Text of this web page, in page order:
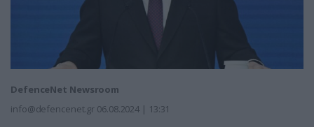
DefenceNet Newsroom
info@defencenet.gr 06.08.2024 | 13:31